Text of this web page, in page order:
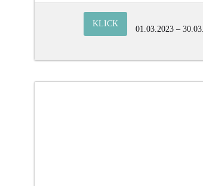
KLICK
01.03.2023 –